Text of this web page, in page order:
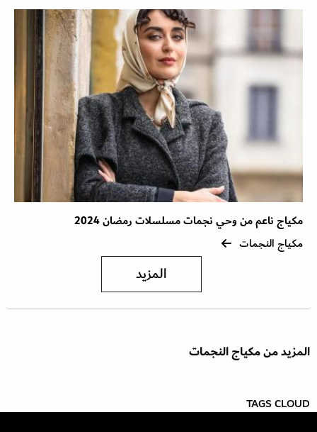
مكياج ناعم من وحي نجمات مسلسلات رمضان 2024
مكياج النجمات
المزيد
المزيد من مكياج النجمات
TAGS CLOUD